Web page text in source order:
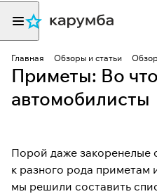
Главная Обзоры и статьи
Приметы: Во
автомобилисты
Порой даже закоренелые
к разного рода приметам
мы решили составить